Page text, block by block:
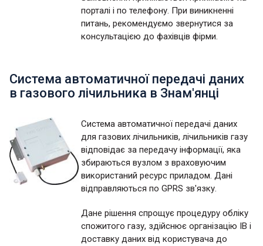
порталі і по телефону. При виникненні
питань, рекомендуємо звернутися за
консультацією до фахівців фірми.
Система автоматичної передачі даних
в газового лічильника в Знам'янці
Система автоматичної передачі даних
для газових лічильників, лічильників газу
відповідає за передачу інформації, яка
збираються вузлом з враховуючим
використаний ресурс приладом. Дані
відправляються по GPRS зв'язку.
Дане рішення спрощує процедуру обліку
спожитого газу, здійснює організацію ІВ і
доставку даних від користувача до